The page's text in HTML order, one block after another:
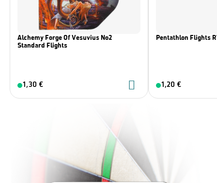
Alchemy Forge Of Vesuvius No2
Standard Flights
1,30 €
Pentathlon Flights
1,20 €